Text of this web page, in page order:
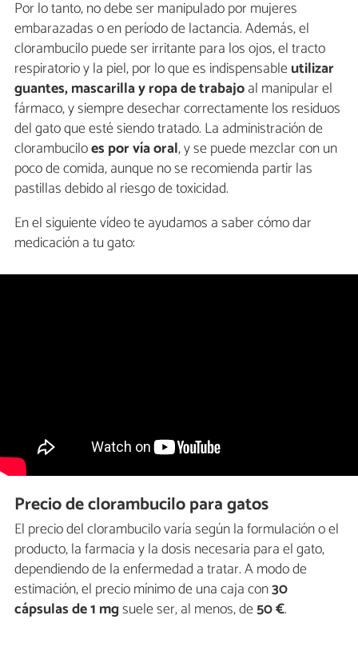
Por lo tanto, no debe ser manipulado por mujeres
embarazadas o en período de lactancia. Además, el
clorambucilo puede ser irritante para los ojos, el tracto
respiratorio y la piel, por lo que es indispensableutilizar
guantes, mascarilla y ropa de trabajoal manipular el
fármaco, y siempre desechar correctamente los residuos
del gato que esté siendo tratado. La administración de
clorambuciloes por vía oral, y se puede mezclar con un
poco de comida, aunque no se recomienda partir las
pastillas debido al riesgo de toxicidad.
En el siguiente vídeo te ayudamos a saber cómo dar
medicación a tu gato:
Precio de clorambucilo para gatos
El precio del clorambucilo varía según la formulación o el
producto, la farmacia y la dosis necesaria para el gato,
dependiendo de la enfermedad a tratar. A modo de
estimación, el precio mínimo de una caja con30
cápsulas de 1 mgsuele ser, al menos, de50 €.